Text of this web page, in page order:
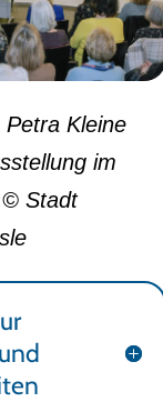
Kleine
im
© Stadt